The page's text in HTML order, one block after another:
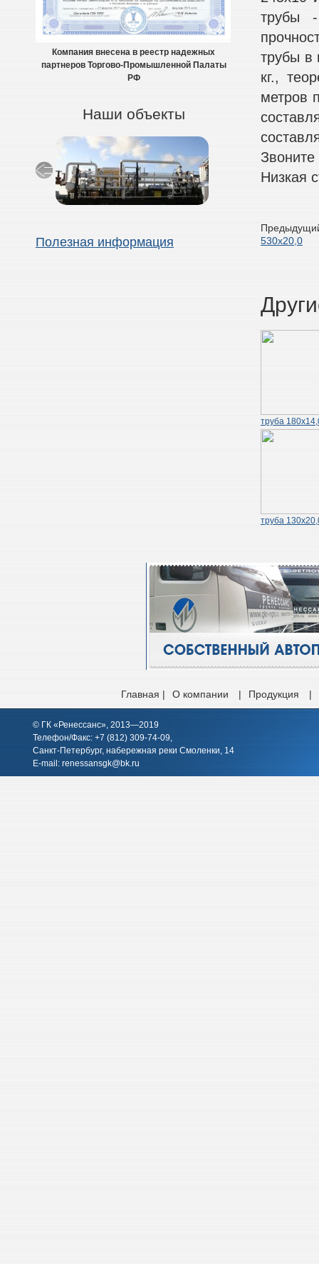
Компания внесена в реестр надежных
партнеров Торгово-Промышленной Палаты
РФ
Наши объекты
Полезная информация
трубы
трубы в
кг.,
метров
Низкая
530х20,0
труба
труба
Главная | О компании | Продукция |
© ГК «Ренессанс», 2013—2019
Телефон/Факс: +7 (812) 309-74-09,
Санкт-Петербург, набережная реки Смоленки, 14
E-mail: renessansgk@bk.ru